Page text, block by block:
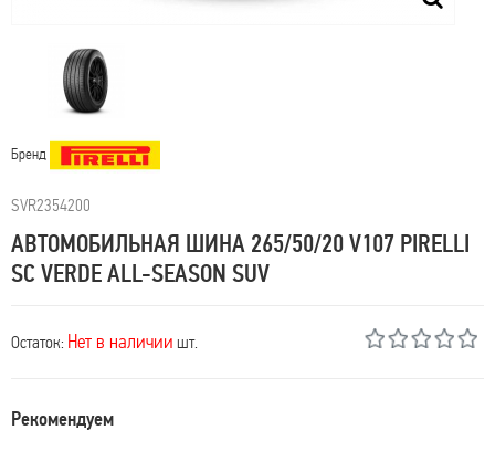
Бренд
SVR2354200
АВТОМОБИЛЬНАЯ ШИНА 265/50/20 V107 PIRELLI
SC VERDE ALL-SEASON SUV
Остаток: Нет в наличии шт.
Рекомендуем